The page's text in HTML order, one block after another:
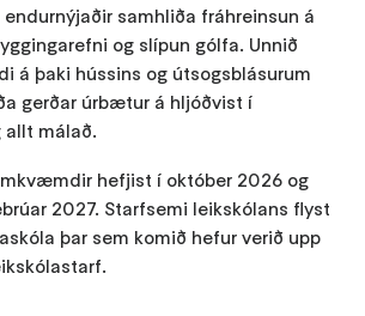
samhliða fráhreinsun á
og slípun gólfa. Unnið
á þaki hússins og útsogsblásurum
gerðar úrbætur á hljóðvist í
allt málað.
hefjist í október 2026 og
2027. Starfsemi leikskólans flyst
þar sem komið hefur verið upp